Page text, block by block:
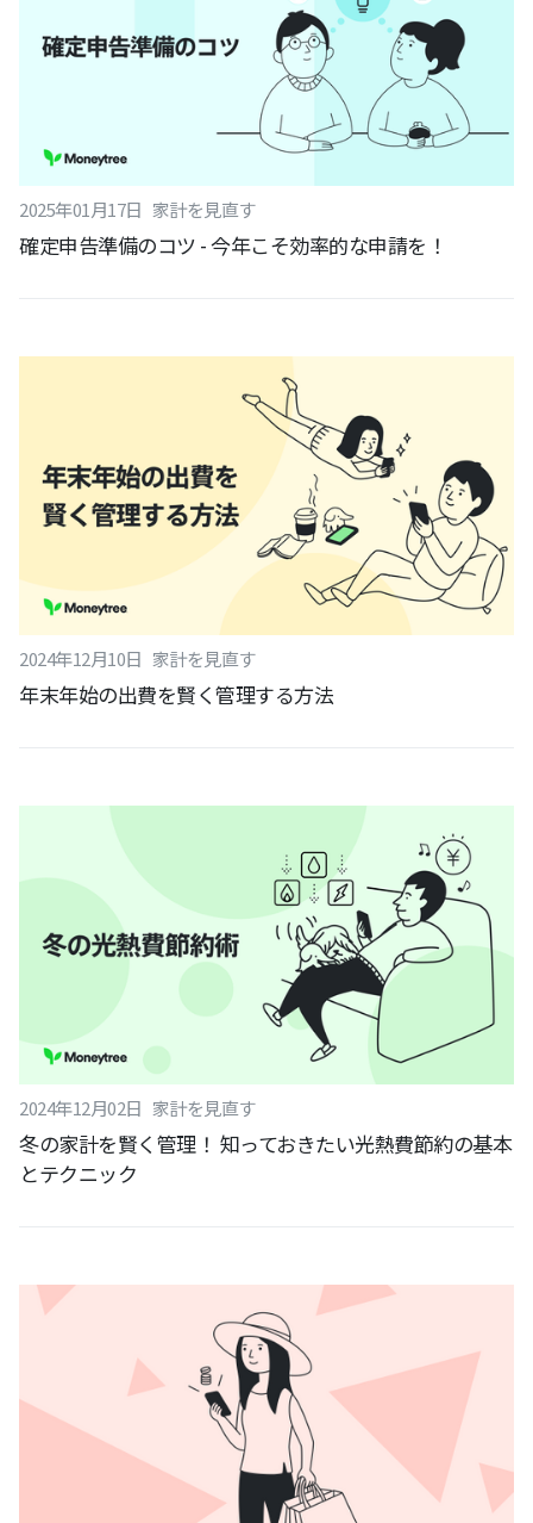
2025年01 月17日 家計を見直す
確定申告準備のコツ - 今年こそ効率的な申請を！
2024年12月10日 家計を見直す
年末年始の出費を賢く管理する方法
2024年12月02日 家計を見直す
冬の家計を賢く管理！ 知っておきたい光熱費節約の基本
とテクニック